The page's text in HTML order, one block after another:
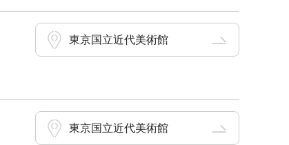
東京国立近代美術館
東京国立近代美術館